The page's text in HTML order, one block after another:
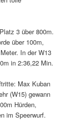
3 über 800m.
über 100m,
In der W13
in 2:36,22 Min.
Max Kuban
(W15) gewann
Hürden,
im Speerwurf.